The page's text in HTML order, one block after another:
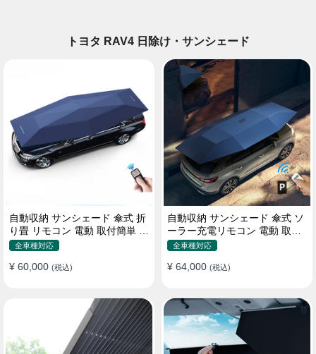
トヨタ RAV4 日除け・サンシェード
自動収納 サンシェード 傘式 折
り畳 リモコン 電動 取付簡単 汎
用 防風
全車種対応
¥ 60,000 (税込)
自動収納 サンシェード 傘式 ソ
ーラー充電リモコン 電動 取付
簡単 汎用
全車種対応
¥ 64,000 (税込)